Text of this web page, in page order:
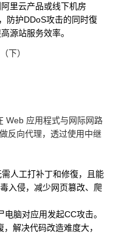
里云产品或线下机房
防护DDoS攻击的同时復
源站服务效率。
Web 应用程式与网际网路
反向代理，透过使用中继
人工打补丁和修復，且能
入侵，减少网页篡改、爬
脑对应用发起CC攻击。
解决代码改造难度大，